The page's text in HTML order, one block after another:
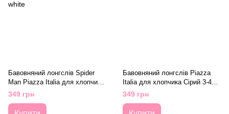
Бавовняний лонгслів Spider
Man Piazza Italia для хлопчика
Молочний 5-6 лет (118 см) Код:
PIT1501 215 white
349 грн
Бавовняний лонгслів Piazza
Italia для хлопчика Сірий 3-4
года (104 см) Код: PIT1501 212
349 грн